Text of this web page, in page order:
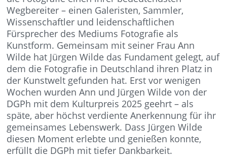
Wegbereiter – einen Galeristen, Sammler,
Wissenschaftler und leidenschaftlichen
Fürsprecher des Mediums Fotografie als
Kunstform. Gemeinsam mit seiner Frau Ann
Wilde hat Jürgen Wilde das Fundament gelegt, auf
dem die Fotografie in Deutschland ihren Platz in
der Kunstwelt gefunden hat. Erst vor wenigen
Wochen wurden Ann und Jürgen Wilde von der
DGPh mit dem Kulturpreis 2025 geehrt – als
späte, aber höchst verdiente Anerkennung für ihr
gemeinsames Lebenswerk. Dass Jürgen Wilde
diesen Moment erlebte und genießen konnte,
erfüllt die DGPh mit tiefer Dankbarkeit.